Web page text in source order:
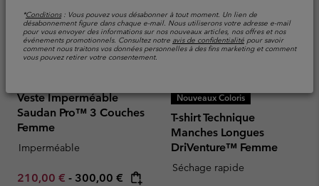
*Conditions: Vous pouvez vous désabonner à tout moment. Un lien de
désabonnement figure dans chaque e-mail. Nous utiliserons votre adresse e-mail
pour vous envoyer des informations sur nos nouveaux articles, nos offres et nos
événements promotionnels. Consultez notre avis de confidentialité pour savoir
comment nous traitons vos données personnelles à des fins marketing et comment
vous pouvez retirer votre consentement.
Veste Imperméable
Saudan Pro™ 3 Couches
Femme
Imperméable
Minimum sale price:
210,00 € - Maximum price:
300,00 €
Nouveaux Coloris
T-shirt Technique
Manches Longues
DriVenture™ Femme
Séchage rapide